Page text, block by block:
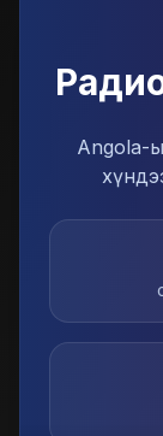
Angola-